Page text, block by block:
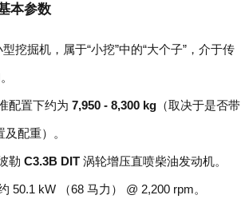
本参数
挖掘机，属于“小挖”中的“大个子”，介于传
配置下约为 7,950 - 8,300 kg （取决于是否带
配重）。
勒 C3.3B DIT 涡轮增压直喷柴油发动机。
50.1 kW （68 马力） @ 2,200 rpm。